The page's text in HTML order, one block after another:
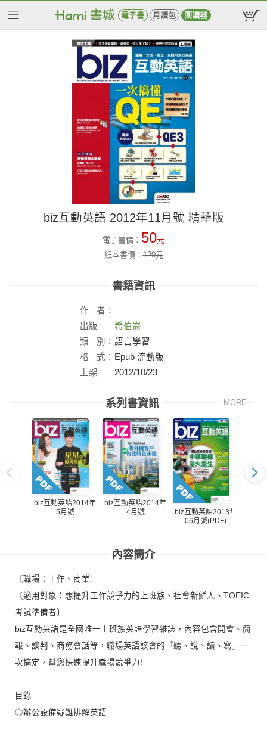
電子書 月讀包 閱讀器
biz互動英語 2012年11月號 精華版
電子書價： 50元
紙本書價：120元
書籍資訊
作
者：
出版
社：
希伯崙
類
別： 語言學習
格
式： Epub 流動版
上架
2012/10/23
系列書資訊 MORE
biz互動英語2014年
5月號
biz互動英語2014年
4月號
biz互動英語2013年
06月號(PDF)
內容簡介
〔職場：工作、商業〕
〔適用對象：想提升工作競爭力的上班族、社會新鮮人、TOEIC
考試準備者〕
biz互動英語是全國唯一上班族英語學習雜誌，內容包含開會、簡
報、談判、商務會話等，職場英語該會的『聽、說、讀、寫』一
次搞定，幫您快速提升職場競爭力!
目錄
◎辦公設備疑難排解英語